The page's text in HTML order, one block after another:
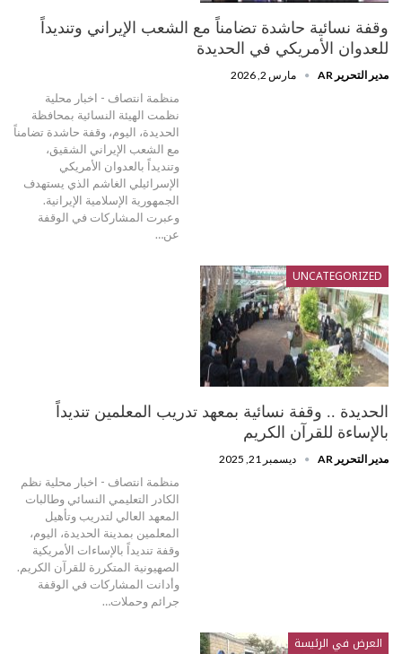
وقفة نسائية حاشدة تضامناً مع الشعب الإيراني وتنديداً
للعدوان الأمريكي في الحديدة
مدير التحرير AR مارس 2, 2026
منظمة انتصاف - اخبار محلية
نظمت الهيئة النسائية بمحافظة
الحديدة، اليوم، وقفة حاشدة تضامناً
مع الشعب الإيراني الشقيق،
وتنديداً بالعدوان الأمريكي
الإسرائيلي الغاشم الذي يستهدف
الجمهورية الإسلامية الإيرانية.
وعبرت المشاركات في الوقفة
عن…
UNCATEGORIZED
الحديدة .. وقفة نسائية بمعهد تدريب المعلمين تنديداً
بالإساءة للقرآن الكريم
مدير التحرير AR ديسمبر 21, 2025
منظمة انتصاف - اخبار محلية نظم
الكادر التعليمي النسائي وطالبات
المعهد العالي لتدريب وتأهيل
المعلمين بمدينة الحديدة، اليوم،
وقفة تنديداً بالإساءات الأمريكية
الصهيونية المتكررة للقرآن الكريم.
وأدانت المشاركات في الوقفة
جرائم وحملات…
العرض في الرئيسة